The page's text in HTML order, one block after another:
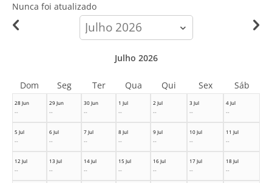
Nunca foi atualizado
calendar-
month
28 Jun
--
29 Jun
--
30 Jun
--
1 Jul
--
2 Jul
--
3 Jul
--
4 Jul
--
5 Jul
--
6 Jul
--
7 Jul
--
8 Jul
--
9 Jul
--
10 Jul
--
11 Jul
--
12 Jul
--
13 Jul
--
14 Jul
--
15 Jul
--
16 Jul
--
17 Jul
--
18 Jul
--
Julho 2026
Dom Seg Ter Qua Qui Sex Sáb